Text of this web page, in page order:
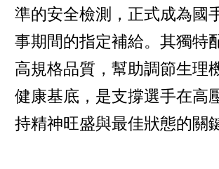
準的安全檢測，正式成為國
事期間的指定補給。其獨特
高規格品質，幫助調節生理
健康基底，是支撐選手在高
持精神旺盛與最佳狀態的關